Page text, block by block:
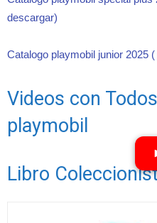
descargar)
Catalogo playmobil junior 2025
Videos con
playmobil
Libro